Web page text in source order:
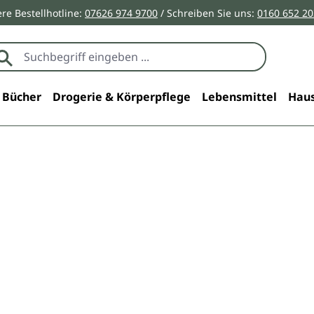
Bestellhotline: 07626 974 9700 / Schreiben Sie uns: 0160 652
Bücher Drogerie & Körperpflege Lebensmittel